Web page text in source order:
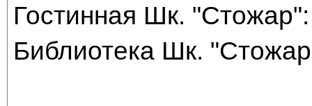
Гостинная Шк.
Библиотека Шк.